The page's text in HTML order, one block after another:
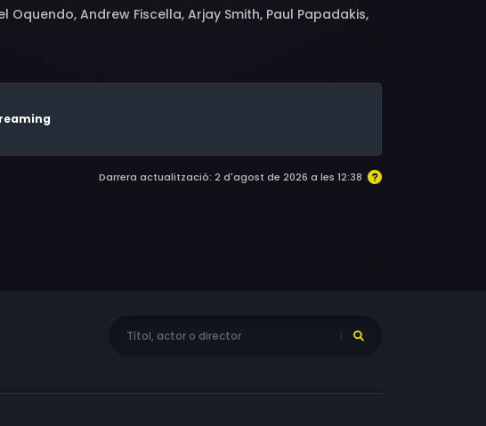
Oquendo, Andrew Fiscella, Arjay Smith, Paul Papadakis,
Allen Nelson, David Moscow, Jeryl Prescott, Juanita
Judy Durning, David Shackelford, Don Oscar Smith,
Darrera actualització: 2 d'agost de 2026 a les 12:38